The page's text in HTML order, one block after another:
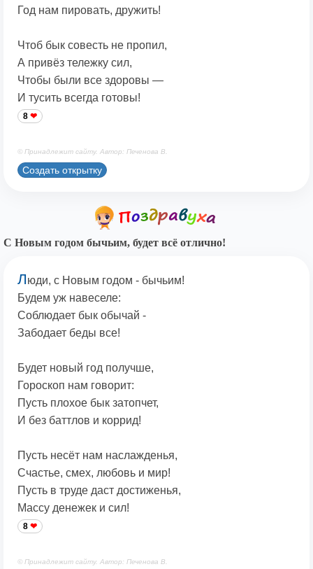
Год нам пировать, дружить!
Чтоб бык совесть не пропил,
А привёз тележку сил,
Чтобы были все здоровы —
И тусить всегда готовы!
8
© Принадлежит сайту. Автор: Печенова В.
Создать открытку
С Новым годом бычьим, будет всё отлично!
Люди, с Новым годом - бычьим!
Будем уж навеселе:
Соблюдает бык обычай -
Забодает беды все!
Будет новый год получше,
Гороскоп нам говорит:
Пусть плохое бык затопчет,
И без баттлов и коррид!
Пусть несёт нам наслажденья,
Счастье, смех, любовь и мир!
Пусть в труде даст достиженья,
Массу денежек и сил!
8
© Принадлежит сайту. Автор: Печенова В.